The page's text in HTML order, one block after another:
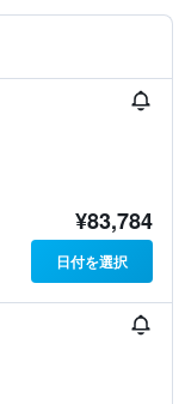
¥83,784
日付を選択